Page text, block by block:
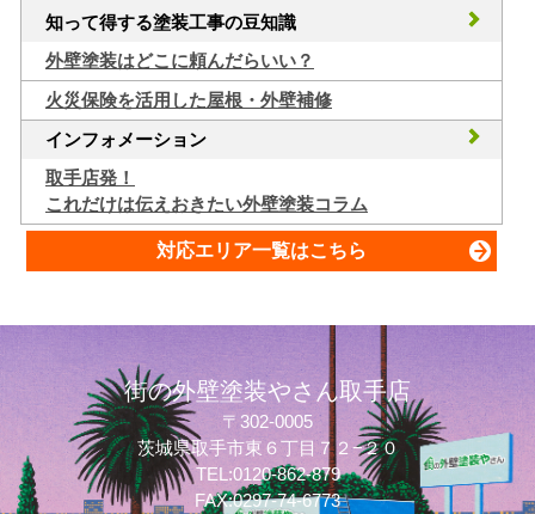
知って得する塗装工事の豆知識
外壁塗装はどこに頼んだらいい？
火災保険を活用した屋根・外壁補修
インフォメーション
取手店発！
これだけは伝えおきたい外壁塗装コラム
対応エリア一覧はこちら
質問してね！
街の外壁塗装やさん取手店
〒302-0005
茨城県取手市東６丁目７２−２０
TEL:0120-862-879
FAX:0297-74-6773